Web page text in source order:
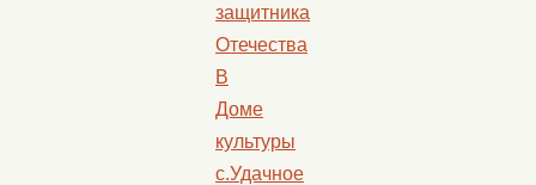
защитника
Отечества
В
Доме
культуры
с.Удачное